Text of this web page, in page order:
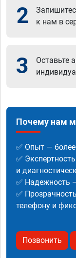
2
к нам в
3
Оставьте
Почему нам
✅ Опыт —
✅
и
✅ Надежность
✅
телефону и
Позвонить